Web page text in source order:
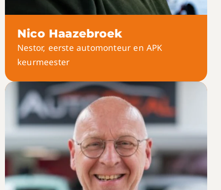
Nico Haazebroek
Nestor, eerste automonteur en APK
keurmeester